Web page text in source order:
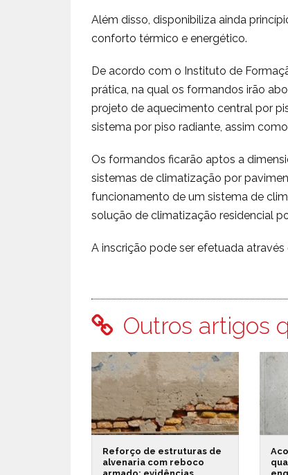
Além disso, disponibiliza ainda
conforto térmico e energético.
De acordo com o Instituto de
prática, na qual os formandos irão
projeto de aquecimento central por
sistema por piso radiante, assim
Os formandos ficarão aptos a
sistemas de climatização por
funcionamento de um sistema de
solução de climatização residencial
A inscrição pode ser efetuada através
Outros artigos
Reforço de estruturas de
alvenaria com reboco